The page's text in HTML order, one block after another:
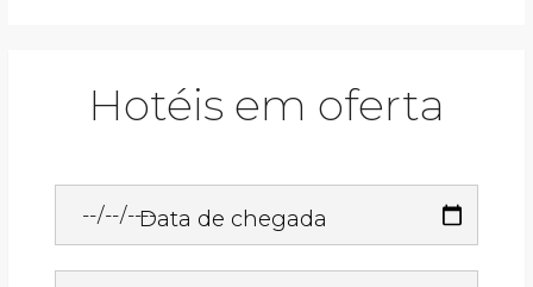
Hotéis em oferta
Data de chegada